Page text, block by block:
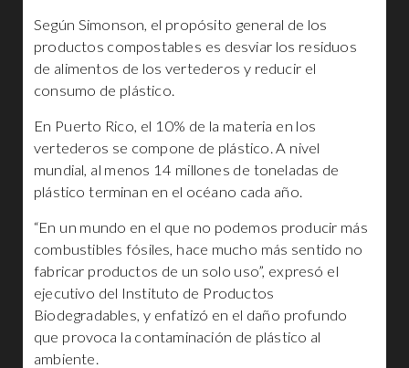
Según Simonson, el propósito general de los
productos compostables es desviar los residuos
de alimentos de los vertederos y reducir el
consumo de plástico.
En Puerto Rico, el 10% de la materia en los
vertederos se compone de plástico. A nivel
mundial, al menos 14 millones de toneladas de
plástico terminan en el océano cada año.
“En un mundo en el que no podemos producir más
combustibles fósiles, hace mucho más sentido no
fabricar productos de un solo uso”, expresó el
ejecutivo del Instituto de Productos
Biodegradables, y enfatizó en el daño profundo
que provoca la contaminación de plástico al
ambiente.